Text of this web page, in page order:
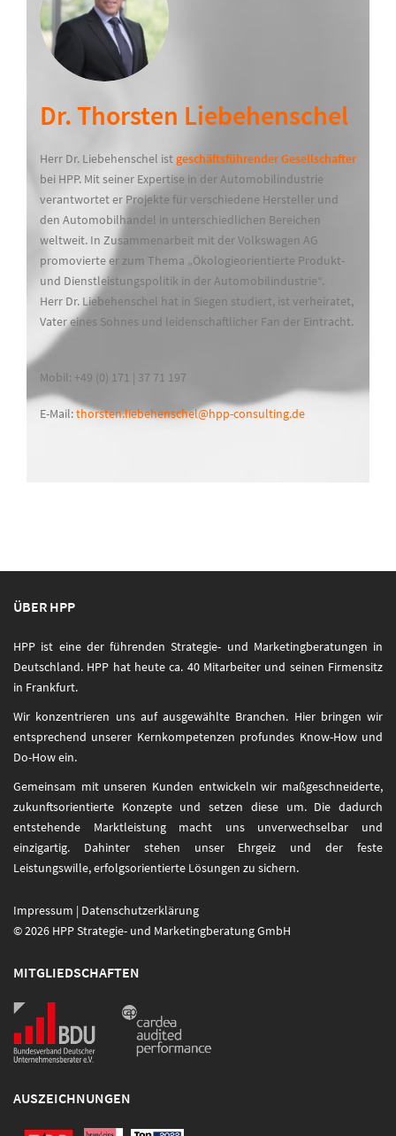
Dr. Thorsten Liebehenschel
Herr Dr. Liebehenschel istgeschäftsführender Gesellschafter
bei HPP. Mit seiner Expertise in der Automobilindustrie
verantwortet er Projekte für verschiedene Hersteller und
den Automobilhandel in unterschiedlichen Bereichen
weltweit. In Zusammenarbeit mit der Volkswagen AG
promovierte er zum Thema „Ökologieorientierte Produkt-
und Dienstleistungspolitik in der Automobilindustrie“.
Herr Dr. Liebehenschel hat in Siegen studiert, ist verheiratet,
Vater eines Sohnes und leidenschaftlicher Fan der Eintracht.
Mobil: +49 (0) 171 | 37 71 197
E-Mail:thorsten.liebehenschel@hpp-consulting.de
ÜBER HPP
HPP ist eine der führenden Strategie- und Marketingberatungen in
Deutschland. HPP hat heute ca. 40 Mitarbeiter und seinen Firmensitz
in Frankfurt.
Wir konzentrieren uns auf ausgewählte Branchen. Hier bringen wir
entsprechend unserer Kernkompetenzen profundes Know-How und
Do-How ein.
Gemeinsam mit unseren Kunden entwickeln wir maßgeschneiderte,
zukunftsorientierte Konzepte und setzen diese um. Die dadurch
entstehende Marktleistung macht uns unverwechselbar und
einzigartig. Dahinter stehen unser Ehrgeiz und der feste
Leistungswille, erfolgsorientierte Lösungen zu sichern.
Impressum | Datenschutzerklärung
© 2026 HPP Strategie- und Marketingberatung GmbH
MITGLIEDSCHAFTEN
AUSZEICHNUNGEN